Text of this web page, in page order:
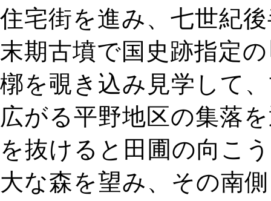
住宅街を進み、七世紀
末期古墳で国史跡指定
槨を覗き込み見学して
広がる平野地区の集落
を抜けると田圃の向こ
大な森を望み、その南